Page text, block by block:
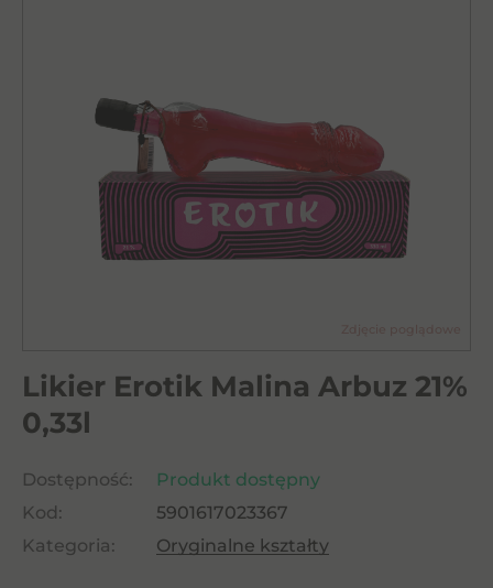
Likier Erotik Malina Arbuz 21%
0,33l
Dostępność:
Produkt dostępny
Kod:
5901617023367
Kategoria:
Oryginalne kształty